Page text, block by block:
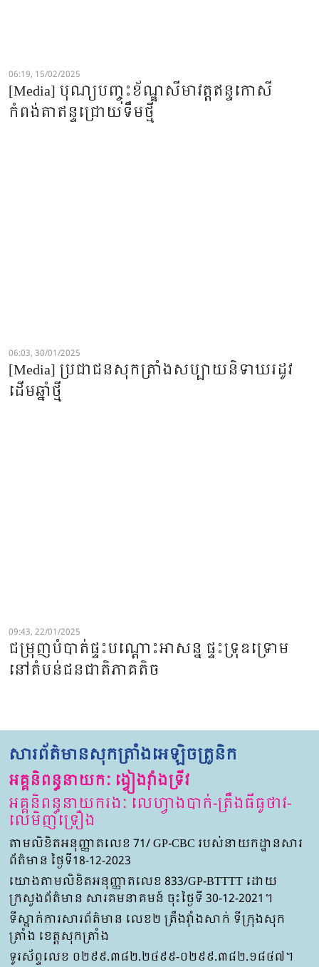
06:19, 15/02/2025
[Media] បុណ្យបញ្ចុះខ័ណ្ឌសីមាវត្តឥន្ទកោសី
កំពង់តាឥន្ទជ្រោយទឹមថ្មី
06:03, 30/01/2025
[Media] ប្រជាជន​សុកត្រាំងសប្បាយ​និទាឃរដូវ
ដើមឆ្នាំថ្មី
09:43, 22/01/2025
ជម្រុញបំបាត់ផ្ទះបណ្ដោះអាសន្ន ផ្ទះទ្រុឌទ្រោម
នៅតំបន់ជនជាតិភាគតិច
សារព័ត៌មានសុកត្រាំងអេឡិចត្រូនិក
អគ្គនិពន្ធនាយកៈ ង្វៀងវ៉ាំងទ្រីវ
អគ្គនិពន្ធនាយករងៈ លេហ្វាងបាក់-ត្រឹងធីធូថាវ-
លេមិញទ្រឿង
តាមលិខិតអនុញ្ញាតលេខ 71/ GP-CBC របស់នាយកដ្ឋានសារ
ព័ត៌មាន ថ្ងៃទី18-12-2023
យោងតាមលិខិតអនុញ្ញាតលេខ 833/GP-BTTTT ដោយ
ក្រសួងព័ត៌មាន សារគមនាគមន៍ ចុះថ្ងៃទី 30-12-2021។
ទីស្នាក់ការសារព័ត៌មាន លេខ២ ត្រឹងវ៉ាំងសាក់ ទីក្រុងសុក
ត្រាំង ខេត្តសុកត្រាំង
ទូរស័ព្ទលេខ ០២៩៩.៣៨២.២៤៩៩-០២៩៩.៣៨២.១៨៤៧។